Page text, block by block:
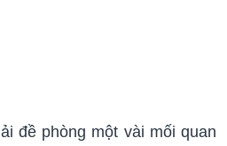
đề phòng một vài mối quan